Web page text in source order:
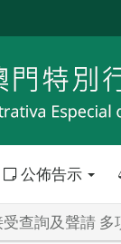
公佈告示
查詢及聲請